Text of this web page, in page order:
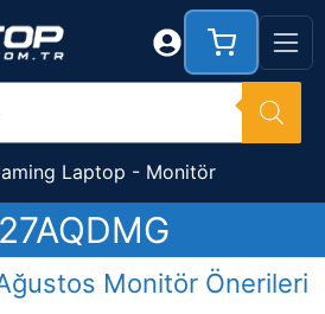
Laptop - Monitör
Monitör Önerileri